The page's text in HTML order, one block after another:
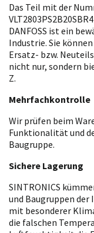
Das Teil mit der
DANFOSS ist ein
Industrie. Sie
Ersatz- bzw.
nicht nur, sondern
Z.
Mehrfachkontrolle
Wir prüfen beim
Funktionalität und
Baugruppe.
Sichere Lagerung
SINTRONICS
und Baugruppen
mit besonderer
die falschen